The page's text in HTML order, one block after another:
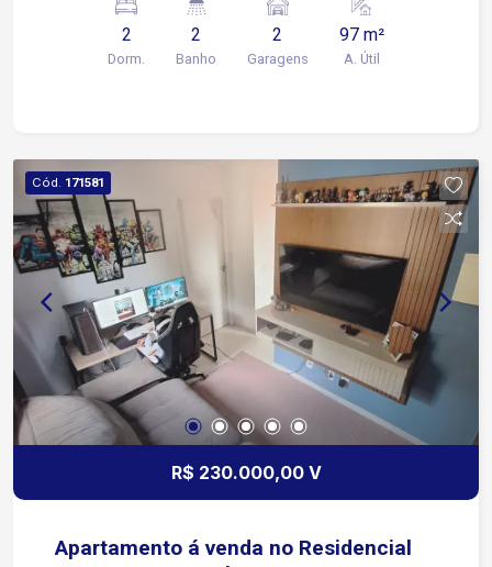
ambientes com preparação para ar condicionado,
todas as janelas dos quartos e Home com
preparação para automação, interruptores da sala,
aquecedor a gás RHEM 30L, ducha aquaplus nos
dois banheiros. Acabamentos de alto nível,
portobello, Nina Martinelli, quartzito taj mahal. 2
garagens cobertas Aceitamos propostas e
estudas porteira fechada Aceita permuta em
carros ou unidade no empreendimento Áureo
Portal da Colina Próximo ao campolim
2
Dorm.
2
Banho
2
Garagens
97 m²
A. Útil
Cód. 171581
R$ 230.000,00 V
Apartamento á venda no Residencial